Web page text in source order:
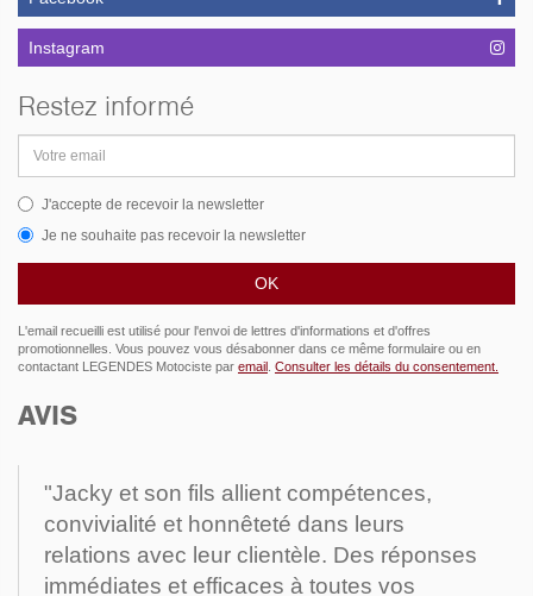
Instagram
Restez informé
email
J'accepte de recevoir la newsletter
Je ne souhaite pas recevoir la newsletter
L'email recueilli est utilisé pour l'envoi de lettres d'informations et d'offres
promotionnelles. Vous pouvez vous désabonner dans ce même formulaire ou en
contactant LEGENDES Motociste par email Consulter les détails du consentement.
AVIS
"Jacky et son fils allient compétences,
convivialité et honnêteté dans leurs
relations avec leur clientèle. Des réponses
immédiates et efficaces à toutes vos